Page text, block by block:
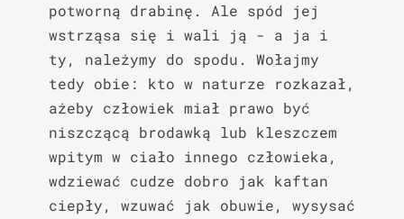
potworną drabinę. Ale spód jej
wstrząsa się i wali ją - a ja i
ty, należymy do spodu. Wołajmy
tedy obie: kto w naturze rozkazał,
ażeby człowiek miał prawo być
niszczącą brodawką lub kleszczem
wpitym w ciało innego człowieka,
wdziewać cudze dobro jak kaftan
ciepły, wzuwać jak obuwie, wysysać